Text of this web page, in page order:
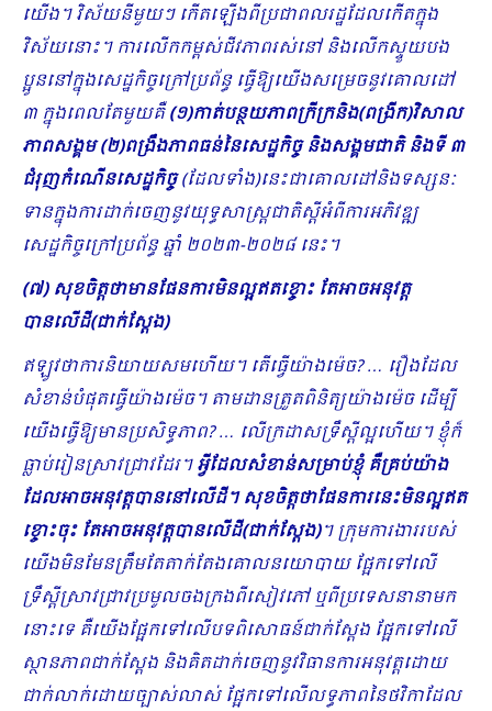
យើង។ វិស័យ​នីមួយៗ កើតឡើងពីប្រជាពលរដ្ឋដែលកើតក្នុង
វិស័យនោះ។ ការលើកកម្ពស់ជីវភាពរស់នៅ និងលើកស្ទួយបង
ប្អូននៅក្នុងសេដ្ឋកិច្ចក្រៅប្រព័ន្ធ ធ្វើឱ្យយើងសម្រេចនូវគោលដៅ
៣ ក្នុងពេលតែមួយគឺ(១)កាត់បន្ថយភាពក្រីក្រនិង(ពង្រីក)វិសាល
ភាពសង្គម (២)ពង្រឹងភាពធន់នៃសេដ្ឋកិច្ច និងសង្គមជាតិ និងទី ៣
ជំរុញកំណើនសេដ្ឋកិច្ច(ដែលទាំង)នេះជាគោលដៅ​និងទស្សនៈ
ទានក្នុងការដាក់ចេញនូវយុទ្ធសាស្រ្តជាតិស្តីអំពីការអភិវឌ្ឍ
សេដ្ឋកិច្ចក្រៅប្រព័ន្ធ ឆ្នាំ ២០២៣-២០២៨ នេះ។
(៧) សុខចិត្តថាមានផែនការមិនល្អឥតខ្ចោះ តែអាចអនុវត្ត
បានលើដី(ជាក់ស្តែង)
ឥឡូវថាការនិយាយសមហើយ។ តើធ្វើយ៉ាងម៉េច? … រឿងដែល
សំខាន់បំផុតធ្វើយ៉ាងម៉េច។ តាមដានត្រួតពិនិត្យយ៉ាងម៉េច ដើម្បី
យើងធ្វើឱ្យមានប្រសិទ្ធភាព? … លើក្រដាសទ្រឹស្តីល្អហើយ។ ខ្ញុំក៏
ធ្លាប់រៀនស្រាវជ្រាវដែរ។អ្វីដែលសំខាន់សម្រាប់ខ្ញុំ គឺគ្រប់យ៉ាង
ដែលអាចអនុវត្តបាននៅលើដី។ សុខចិត្តថាផែនការនេះមិនល្អឥត
ខ្ចោះចុះ តែអាចអនុវត្តបានលើដី(ជាក់ស្តែង)។ ក្រុមការងាររបស់
យើងមិនមែនត្រឹមតែតាក់តែងគោលនយោបាយ ផ្អែកទៅលើ
ទ្រឹស្តីស្រាវជ្រាវប្រមូលចងក្រងពីសៀវភៅ ឬពីប្រទេសនានាមក
នោះទេ គឺយើងផ្អែកទៅលើបទពិ​សោធន៍ជាក់ស្តែង ផ្អែកទៅលើ
ស្ថានភាពជាក់ស្តែង និងគិតដាក់ចេញនូវវិធានការអនុវត្តដោយ
ជាក់លាក់ដោយច្បាស់លាស់ ផ្អែកទៅលើលទ្ធភាពនៃថវិកាដែល